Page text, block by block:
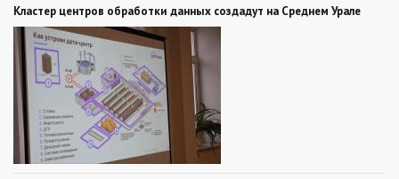
Кластер центров обработки данных создадут на Среднем Урале